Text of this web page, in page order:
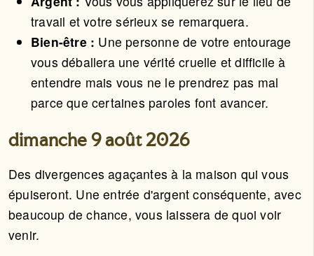
travail et votre sérieux se remarquera.
Bien-être : Une personne de votre entourage
vous déballera une vérité cruelle et difficile à
entendre mais vous ne le prendrez pas mal
parce que certaines paroles font avancer.
dimanche 9 août 2026
Des divergences agaçantes à la maison qui vous
épuiseront. Une entrée d'argent conséquente, avec
beaucoup de chance, vous laissera de quoi voir
venir.